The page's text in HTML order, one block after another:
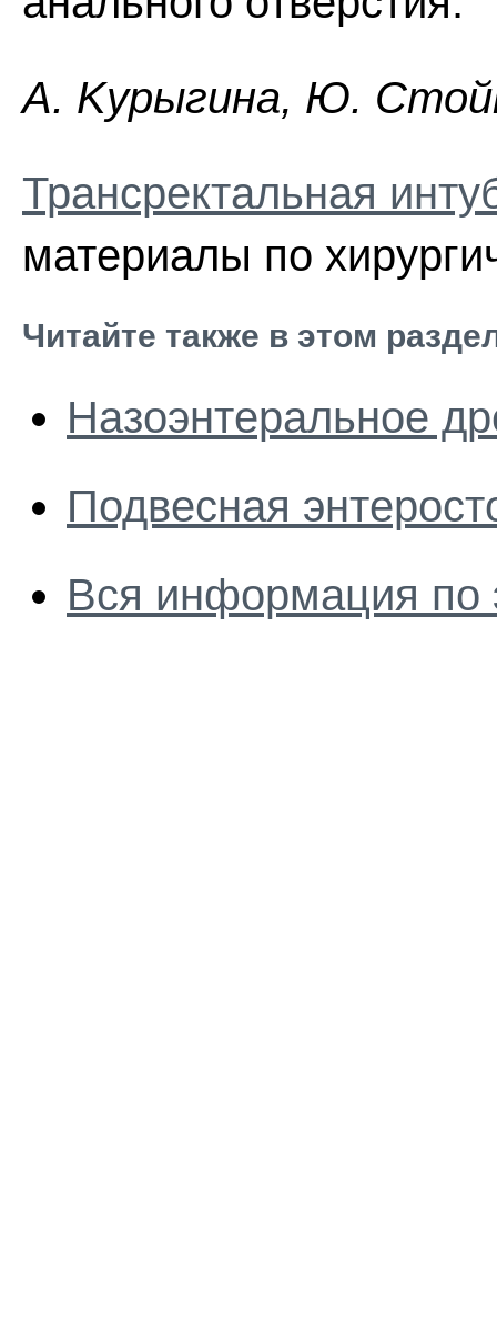
A. Kypыгинa, Ю.
Трансректальная
материалы по
Читайте также в этом
Назоэнтеральное
Подвесная
Вся информация по